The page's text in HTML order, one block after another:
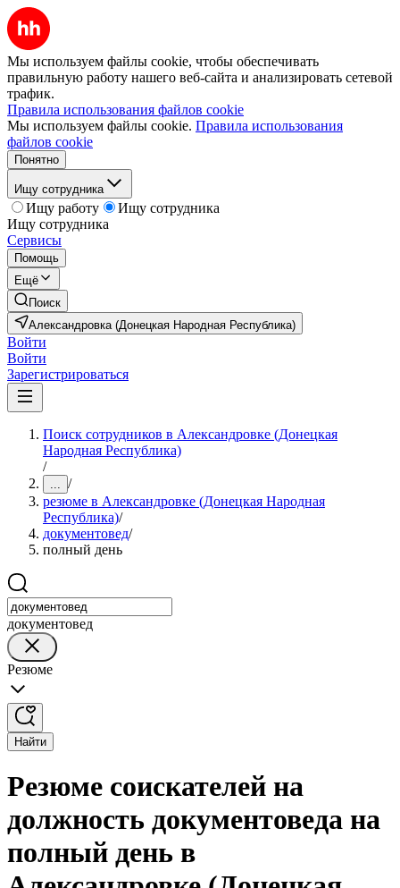
Мы используем файлы cookie, чтобы обеспечивать
правильную работу нашего веб-сайта и анализировать сетевой
трафик.
Правила использования файлов cookie
Мы используем файлы cookie. Правила использования
файлов cookie
Понятно
Ищу сотрудника
Ищу работу
Ищу сотрудника
Ищу сотрудника
Сервисы
Помощь
Ещё
Поиск
Александровка (Донецкая Народная Республика)
Войти
Войти
Зарегистрироваться
Поиск сотрудников в Александровке (Донецкая
Народная Республика)
/
... /
резюме в Александровке (Донецкая Народная
Республика)/
документовед/
полный день
документовед
Резюме
Найти
Резюме соискателей на
должность документоведа на
полный день в